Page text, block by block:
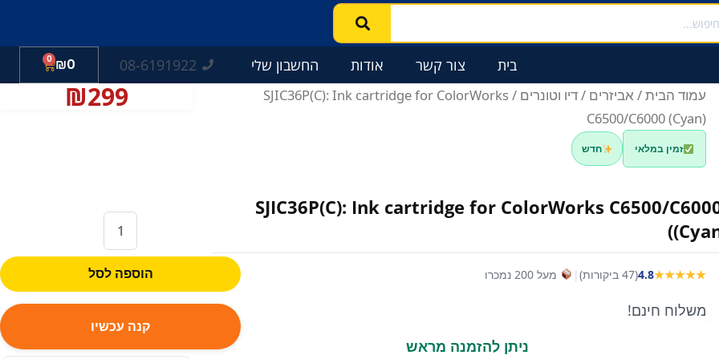
08-6191922
₪0
0
עגלת
קניות
בית צור קשר אודות החשבון שלי
עמוד הבית/ אביזרים /דיו וטונרים
/ SJIC36P(C): Ink cartridge for ColorWorks
C6500/C6000 (Cyan)
זמין במלאי חדש
SJIC36P(C): Ink cartridge for ColorWorks C6500/
★★★★★
4.8(47 ביקורות) | מעל 200 נמכרו
₪299
משלוח חינם!
ניתן להזמנה מראש
כמות
של
SJIC36P(C):
Ink
הוספה לסל
קנה עכשיו